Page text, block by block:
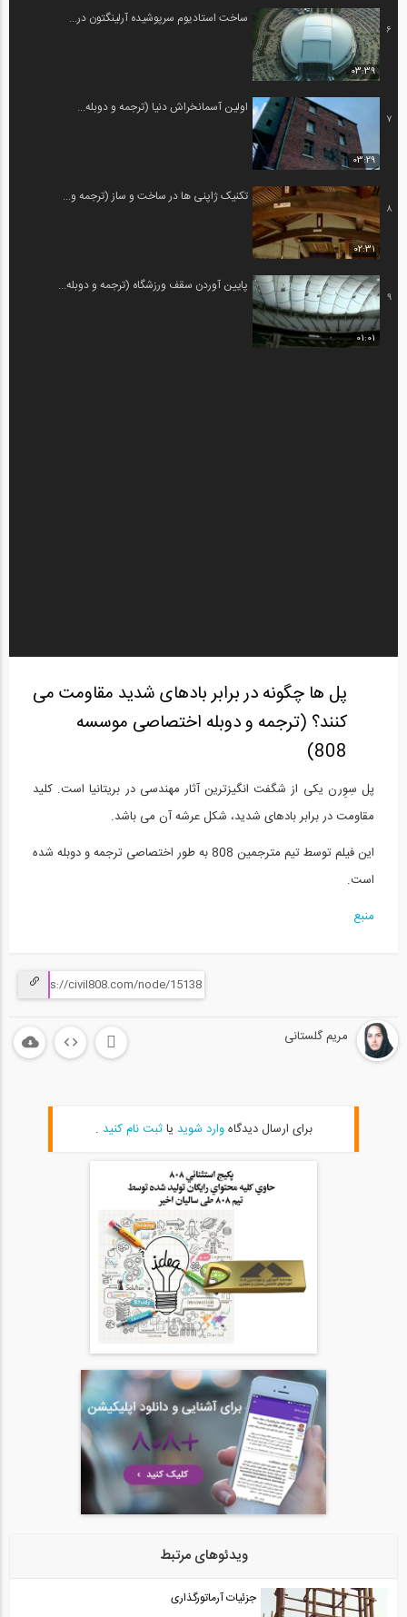
6
03:39
ساخت استادیوم سرپوشیده آرلینگتون در...
7
03:29
اولین آسمانخراش دنیا (ترجمه و دوبله...
8
02:31
تکنیک ژاپنی ها در ساخت و ساز (ترجمه و...
9
01:01
پایین آوردن سقف ورزشگاه (ترجمه و دوبله...
پل ها چگونه در برابر بادهای شدید مقاومت می
کنند؟ (ترجمه و دوبله اختصاصی موسسه
808)
پل سِوِرن یکی از شگفت انگیزترین آثار مهندسی در بریتانیا است. کلید
مقاومت در برابر بادهای شدید، شکل عرشه آن می باشد.
این فیلم توسط تیم مترجمین 808 به طور اختصاصی ترجمه و دوبله شده
است.
منبع
مریم گلستانی
برای ارسال دیدگاهوارد شوید یاثبت نام کنید .
ویدئوهای مرتبط
جزئیات آرماتورگذاری